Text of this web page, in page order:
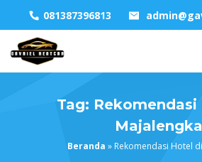
content
081387396813
Tag:
Majalengka
Beranda » Rekomendasi Hotel